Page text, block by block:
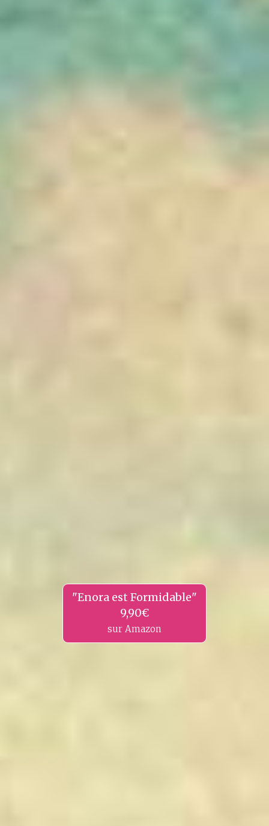
"Enora est Formidable"
9,90€
sur Amazon